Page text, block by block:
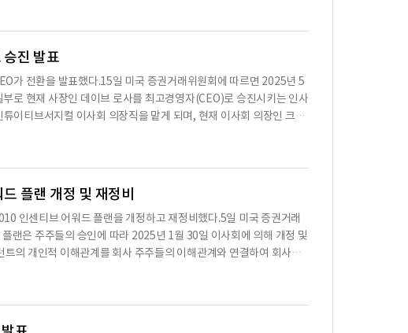
30일 기준으로 회사의 da Vinci 수술 시스템 설치 대수는 10,488
년 2분기 매출은 24억 4천만 달러로, 2024년 2분기의 20억 1천만
6억 5천8백만 달러, 희석주당 1.81달러로, 2024년 2분기의 5억 2
으로는 2025년 2분기 순이익이 7억 9천8백만 달러, 희석주당 2.19
에 비해 증가했다.2025년 7월, 회사는 da Vinci 5 수술 시스템에 대
경 수술에 사용될 수 있다.2025년 6월에는 일본에서 da Vinci 5 수술
4천만 달러로, 2024년 2분기의 22억 5천3백만 달러에 비해 증가
진 발표
가 전환을 발표했다.15일 미국 증권거래위원회에 따르면 2025년 5
로 현재 사장인 데이브 로사를 최고경영자(CEO)로 승진시키는 인사
이티브서지컬 이사회 의장직을 맡게 되며, 현재 이사회 의장인 크레
"로사의 CEO 임명은 이사회의 신중한 후계 계획의 결과로, 그의
플랜 개정 및 재정비
인센티브 어워드 플랜을 개정하고 재정비했다.5일 미국 증권거래
랜은 주주들의 승인에 따라 2025년 1월 30일 이사회에 의해 개정 및
의 개인적 이해관계를 회사 주주들의 이해관계와 연결하여 회사의
식의 총 수는 120,350,000주로 설정되었으며, 옵션이나 주식 상승권
에 대해서는 1주당 2.3주로 계산된다.플랜의 정의에 따르면, '변경 통
표권의 50% 이상을 소유하게 되는 경우, (b) 이사회 구성원의 변화